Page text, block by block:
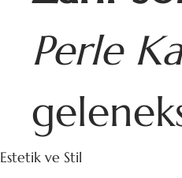
Perle
Estetik ve Stil